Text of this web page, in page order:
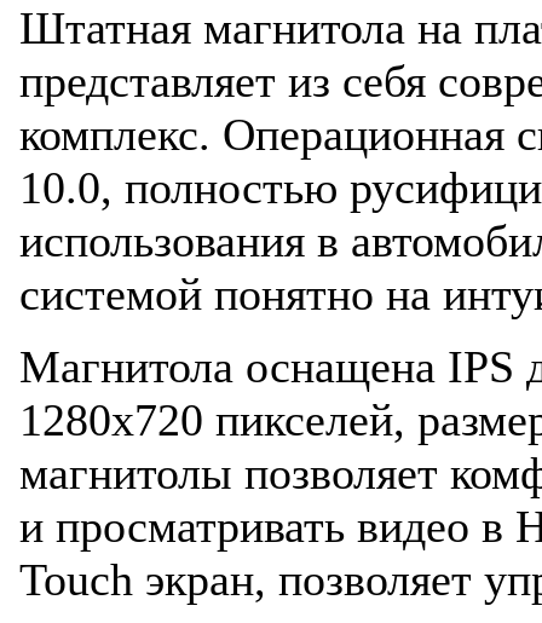
Штатная магнитола на
представляет из себя
комплекс. Операционная
10.0, полностью
использования в
системой понятно на
Магнитола оснащена IPS
1280x720 пикселей,
магнитолы позволяет
и просматривать видео в
Touch экран, позволяет